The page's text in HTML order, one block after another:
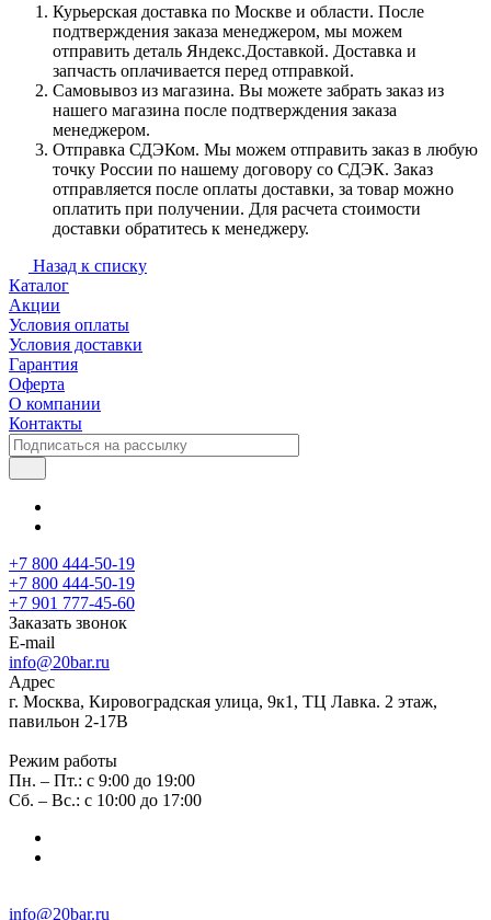
Курьерская доставка по Москве и области. После
подтверждения заказа менеджером, мы можем
отправить деталь Яндекс.Доставкой. Доставка и
запчасть оплачивается перед отправкой.
Самовывоз из магазина. Вы можете забрать заказ из
нашего магазина после подтверждения заказа
менеджером.
Отправка СДЭКом. Мы можем отправить заказ в любую
точку России по нашему договору со СДЭК. Заказ
отправляется после оплаты доставки, за товар можно
оплатить при получении. Для расчета стоимости
доставки обратитесь к менеджеру.
Назад к списку
Каталог
Акции
Условия оплаты
Условия доставки
Гарантия
Оферта
О компании
Контакты
+7 800 444-50-19
+7 800 444-50-19
+7 901 777-45-60
Заказать звонок
E-mail
info@20bar.ru
Адрес
г. Москва, Кировоградская улица, 9к1, ТЦ Лавка. 2 этаж,
павильон 2-17В
Режим работы
Пн. – Пт.: с 9:00 до 19:00
Сб. – Вс.: с 10:00 до 17:00
info@20bar.ru